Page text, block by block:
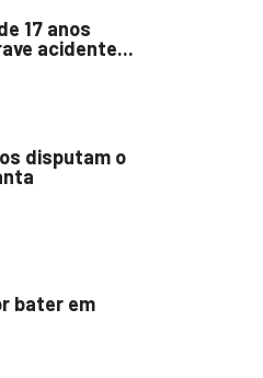
17 anos
acidente...
disputam o
bater em